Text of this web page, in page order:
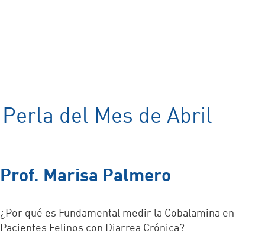
Perla del Mes de Abril
Prof. Marisa Palmero
¿Por qué es Fundamental medir la Cobalamina en
Pacientes Felinos con Diarrea Crónica?